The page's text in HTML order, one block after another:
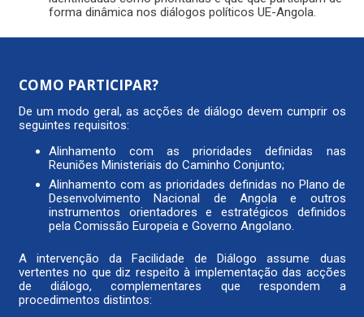
forma dinâmica nos diálogos políticos UE-Angola.
COMO PARTICIPAR?
De um modo geral, as acções de diálogo devem cumprir os
seguintes requisitos:
Alinhamento com as prioridades definidas nas
Reuniões Ministeriais do Caminho Conjunto;
Alinhamento com as prioridades definidas no Plano de
Desenvolvimento Nacional de Angola e outros
instrumentos orientadores e estratégicos definidos
pela Comissão Europeia e Governo Angolano.
A intervenção da Facilidade de Diálogo assume duas
vertentes no que diz respeito à implementação das acções
de diálogo, complementares que respondem a
procedimentos distintos: